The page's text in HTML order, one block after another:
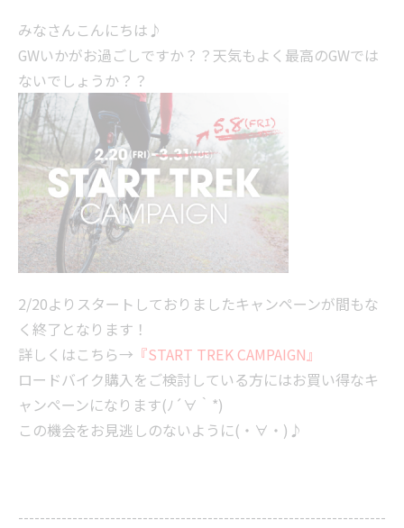
みなさんこんにちは♪
GWいかがお過ごしですか？？天気もよく最高のGWでは
ないでしょうか？？
2/20よりスタートしておりましたキャンペーンが間もな
く終了となります！
詳しくはこちら→ 『START TREK CAMPAIGN』
ロードバイク購入をご検討している方にはお買い得なキ
ャンペーンになります(ﾉ´∀｀*)
この機会をお見逃しのないように(・∀・)♪
--------------------------------------------------------------------